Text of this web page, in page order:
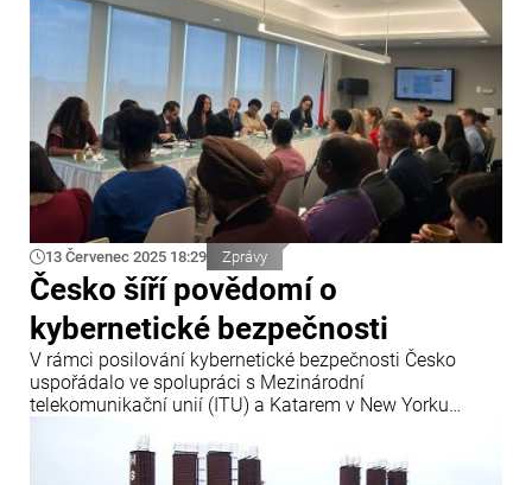
13 Červenec 2025 18:29 Zprávy
Česko šíří povědomí o
kybernetické bezpečnosti
V rámci posilování kybernetické bezpečnosti Česko
uspořádalo ve spolupráci s Mezinárodní
telekomunikační unií (ITU) a Katarem v New Yorku
Advancing Cyber Resilience in LDCs and Other
Developing Countries“.